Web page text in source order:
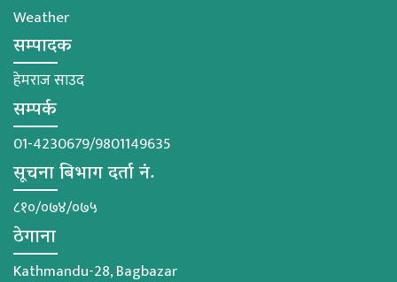
Weather
सम्पादक
हेमराज साउद
सम्पर्क
01-4230679/9801149635
सूचना बिभाग दर्ता नं.
८१०/०७४/०७५
ठेगाना
Kathmandu-28, Bagbazar